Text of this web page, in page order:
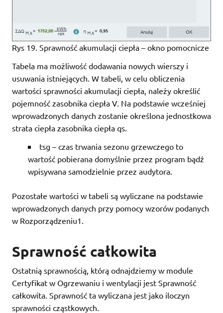
Rys 19. Sprawność akumulacji ciepła – okno pomocnicze
Tabela ma możliwość dodawania nowych wierszy i
usuwania istniejących. W tabeli, w celu obliczenia
wartości sprawności akumulacji ciepła, należy określić
pojemność zasobnika ciepła V. Na podstawie wcześniej
wprowadzonych danych zostanie określona jednostkowa
strata ciepła zasobnika ciepła qs.
tsg – czas trwania sezonu grzewczego to
wartość pobierana domyślnie przez program bądź
wpisywana samodzielnie przez audytora.
Pozostałe wartości w tabeli są wyliczane na podstawie
wprowadzonych danych przy pomocy wzorów podanych
w Rozporządzeniu1.
Sprawność całkowita
Ostatnią sprawnością, którą odnajdziemy w module
Certyfikat w Ogrzewaniu i wentylacji jest Sprawność
całkowita. Sprawność ta wyliczana jest jako iloczyn
sprawności cząstkowych.